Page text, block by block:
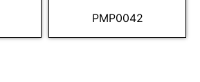
PMP0042